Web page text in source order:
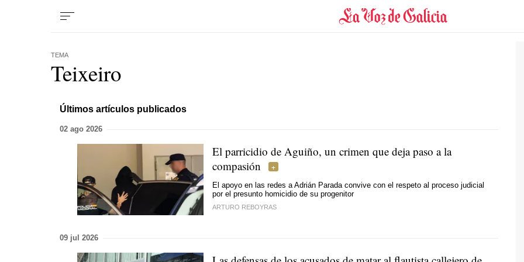
TEMA
Teixeiro
Últimos artículos publicados
02 ago 2026
El parricidio de Aguiño, un crimen que deja paso a la
compasión
El apoyo en las redes a Adrián Parada convive con el respeto al proceso judicial
por el presunto homicidio de su progenitor
ARTURO REBOYRAS
09 jul 2026